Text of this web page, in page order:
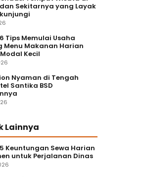
Sekitarnya yang Layak
Tips Memulai Usaha
Menu Makanan Harian
Kecil
Nyaman di Tengah
Santika BSD
Lainnya
Keuntungan Sewa Harian
untuk Perjalanan Dinas